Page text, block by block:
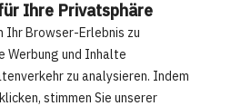
Ihre Privatsphäre
Ihr Browser-Erlebnis zu
Werbung und Inhalte
zu analysieren. Indem
stimmen Sie unserer
group.com